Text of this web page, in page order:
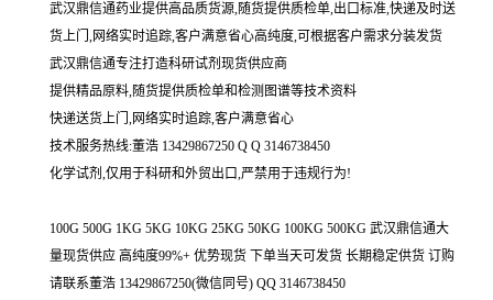
武汉鼎信通药业提供高品质货源,随货提供质检单,出口标准,快递及时送
货上门,网络实时追踪,客户满意省心高纯度,可根据客户需求分装发货
武汉鼎信通专注打造科研试剂现货供应商
提供精品原料,随货提供质检单和检测图谱等技术资料
快递送货上门,网络实时追踪,客户满意省心
技术服务热线:董浩 13429867250 Q Q 3146738450
化学试剂,仅用于科研和外贸出口,严禁用于违规行为!
100G 500G 1KG 5KG 10KG 25KG 50KG 100KG 500KG 武汉鼎信通大
量现货供应 高纯度99%+ 优势现货 下单当天可发货 长期稳定供货 订购
请联系董浩 13429867250(微信同号) QQ 3146738450